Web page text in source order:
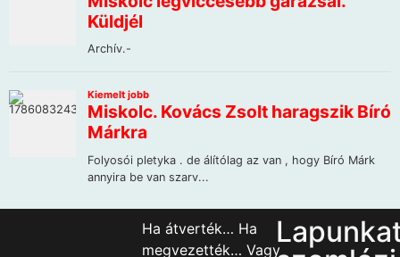
Ha átverték… Ha
megvezették… Vagy